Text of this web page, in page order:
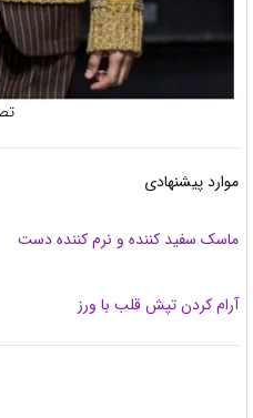
تصویر 10
پیشنهادی
سفید کننده و نرم کننده دست
کردن تپش قلب با ورز